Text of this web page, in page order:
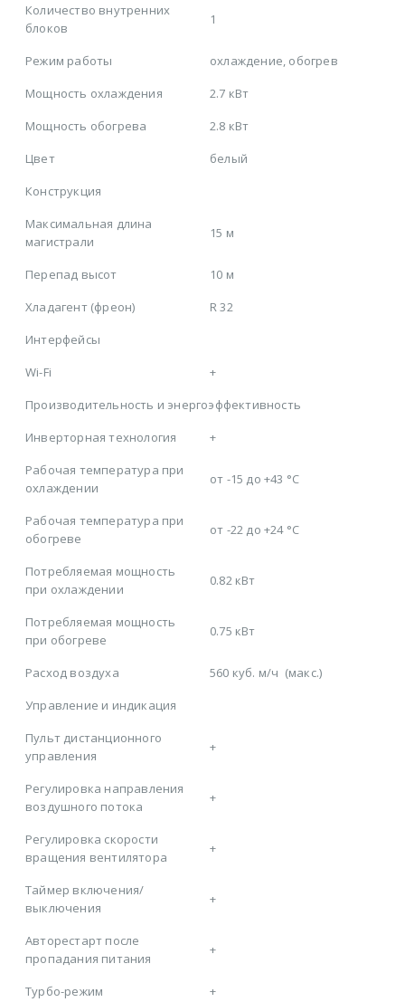
Количество внутренних
блоков
1
Режим работы
охлаждение, обогрев
Мощность охлаждения
2.7 кВт
Мощность обогрева
2.8 кВт
Цвет
белый
Конструкция
Максимальная длина
магистрали
15 м
Перепад высот
10 м
Хладагент (фреон)
R 32
Интерфейсы
Wi-Fi
+
Производительность и энергоэффективность
Инверторная технология
+
Рабочая температура при
охлаждении
от -15 до +43 °C
Рабочая температура при
обогреве
от -22 до +24 °C
Потребляемая мощность
при охлаждении
0.82 кВт
Потребляемая мощность
при обогреве
0.75 кВт
Расход воздуха 560 куб. м/ч (макс.)
Управление и индикация
Пульт дистанционного
управления
+
Регулировка направления
воздушного потока
+
Регулировка скорости
вращения вентилятора
+
Таймер включения/
выключения
+
Авторестарт после
пропадания питания
+
Турбо-режим
+